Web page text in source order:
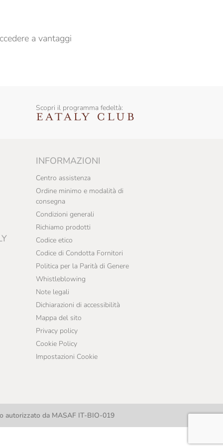
a vantaggi
Scopri il programma fedeltà:
INFORMAZIONI
Centro assistenza
Ordine minimo e modalità di
consegna
Condizioni generali
Richiamo prodotti
Codice etico
Codice di Condotta Fornitori
Politica per la Parità di Genere
Whistleblowing
Note legali
Dichiarazioni di accessibilità
Mappa del sito
Privacy policy
Cookie Policy
Impostazioni Cookie
autorizzato da MASAF IT-BIO-019